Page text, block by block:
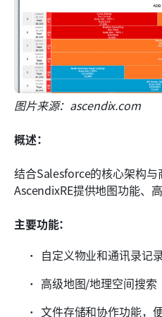
图片来源：ascendix.com
概述：
结合Salesforce的核心架构与
AscendixRE提供地图功能、
主要功能：
自定义物业和通讯录记
高级地图/地理空间搜索
文件存储和协作功能，